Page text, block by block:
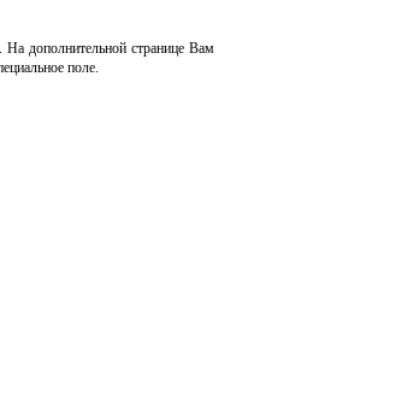
дополнительной странице Вам
поле.